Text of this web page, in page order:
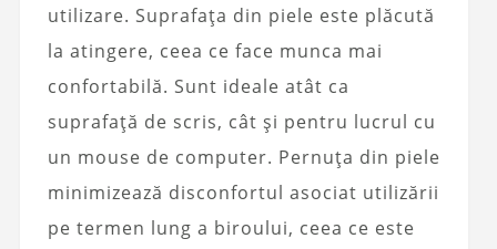
utilizare. Suprafața din piele este plăcută
la atingere, ceea ce face munca mai
confortabilă. Sunt ideale atât ca
suprafață de scris, cât și pentru lucrul cu
un mouse de computer. Pernuța din piele
minimizează disconfortul asociat utilizării
pe termen lung a biroului, ceea ce este